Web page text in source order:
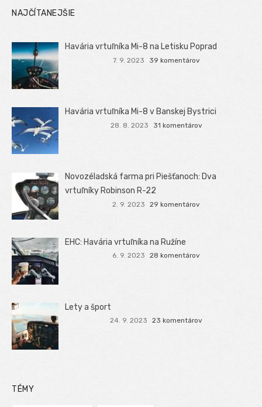
NAJČÍTANEJŠIE
Havária vrtuľníka Mi-8 na Letisku Poprad
7. 9. 2023 39 komentárov
Havária vrtuľníka Mi-8 v Banskej Bystrici
28. 8. 2023 31 komentárov
Novozéladská farma pri Piešťanoch: Dva
vrtuľníky Robinson R-22
2. 9. 2023 29 komentárov
EHC: Havária vrtuľníka na Ružíne
6. 9. 2023 28 komentárov
Lety a šport
24. 9. 2023 23 komentárov
TÉMY